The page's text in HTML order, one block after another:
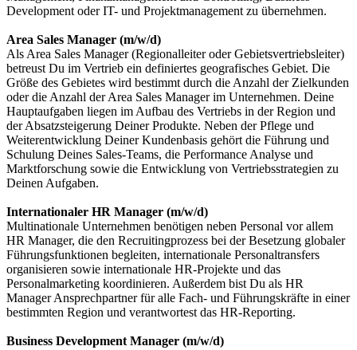
Development oder IT- und Projektmanagement zu übernehmen.
Area Sales Manager (m/w/d)
Als Area Sales Manager (Regionalleiter oder Gebietsvertriebsleiter)
betreust Du im Vertrieb ein definiertes geografisches Gebiet. Die
Größe des Gebietes wird bestimmt durch die Anzahl der Zielkunden
oder die Anzahl der Area Sales Manager im Unternehmen. Deine
Hauptaufgaben liegen im Aufbau des Vertriebs in der Region und
der Absatzsteigerung Deiner Produkte. Neben der Pflege und
Weiterentwicklung Deiner Kundenbasis gehört die Führung und
Schulung Deines Sales-Teams, die Performance Analyse und
Marktforschung sowie die Entwicklung von Vertriebsstrategien zu
Deinen Aufgaben.
Internationaler HR Manager (m/w/d)
Multinationale Unternehmen benötigen neben Personal vor allem
HR Manager, die den Recruitingprozess bei der Besetzung globaler
Führungsfunktionen begleiten, internationale Personaltransfers
organisieren sowie internationale HR-Projekte und das
Personalmarketing koordinieren. Außerdem bist Du als HR
Manager Ansprechpartner für alle Fach- und Führungskräfte in einer
bestimmten Region und verantwortest das HR-Reporting.
Business Development Manager (m/w/d)